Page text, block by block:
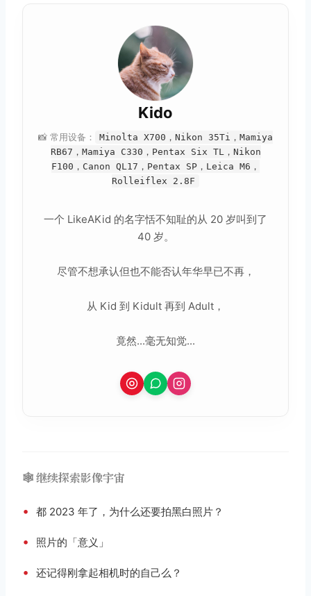
Kido
📸 常用设备：
Minolta X700，Nikon 35Ti，Mamiya
RB67，Mamiya C330，Pentax Six TL，Nikon
F100，Canon QL17，Pentax SP，Leica M6，
Rolleiflex 2.8F
一个 LikeAKid 的名字恬不知耻的从 20 岁叫到了
40 岁。
尽管不想承认但也不能否认年华早已不再，
从 Kid 到 Kidult 再到 Adult，
竟然...毫无知觉...
🕸️ 继续探索影像宇宙
• 都 2023 年了，为什么还要拍黑白照片？
• 照片的「意义」
• 还记得刚拿起相机时的自己么？